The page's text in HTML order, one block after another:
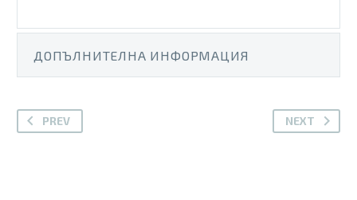
ДОПЪЛНИТЕЛНА ИНФОРМАЦИЯ
PREV NEXT